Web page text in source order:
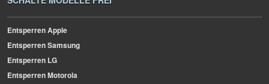
Entsperren Apple
Entsperren Samsung
Entsperren LG
Entsperren Motorola